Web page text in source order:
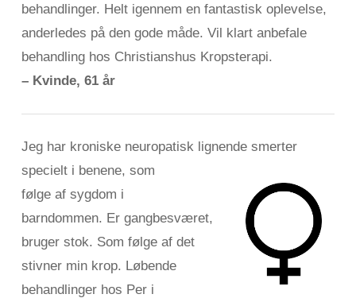
behandlinger. Helt igennem en fantastisk oplevelse,
anderledes på den gode måde. Vil klart anbefale
behandling hos Christianshus Kropsterapi.
– Kvinde, 61 år
Jeg har kroniske neuropatisk lignende smerter
specielt i benene, som
følge af sygdom i
barndommen. Er gangbesværet,
bruger stok. Som følge af det
stivner min krop. Løbende
behandlinger hos Per i